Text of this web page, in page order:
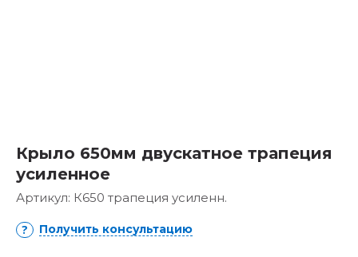
Крыло 650мм двускатное трапеция
усиленное
Артикул: К650 трапеция усиленн.
Получить консультацию